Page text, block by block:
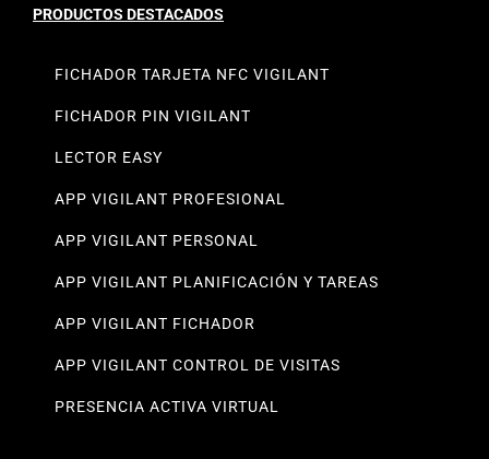
PRODUCTOS DESTACADOS
FICHADOR TARJETA NFC VIGILANT
FICHADOR PIN VIGILANT
LECTOR EASY
APP VIGILANT PROFESIONAL
APP VIGILANT PERSONAL
APP VIGILANT PLANIFICACIÓN Y TAREAS
APP VIGILANT FICHADOR
APP VIGILANT CONTROL DE VISITAS
PRESENCIA ACTIVA VIRTUAL